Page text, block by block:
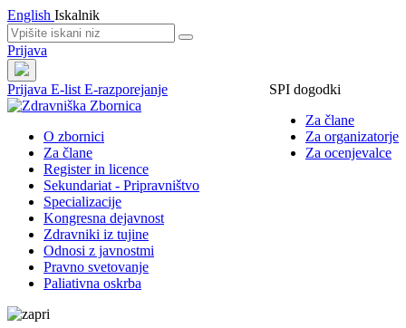
English Iskalnik
Prijava
Prijava
SPI dogodki
Za člane
Za organizatorje
Za ocenjevalce
E-list E-razporejanje
O zbornici
Za člane
Register in licence
Sekundariat - Pripravništvo
Specializacije
Kongresna dejavnost
Zdravniki iz tujine
Odnosi z javnostmi
Pravno svetovanje
Paliativna oskrba